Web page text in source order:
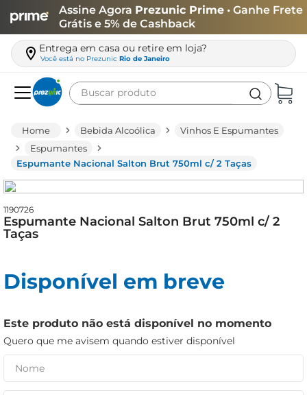
Assine Agora Prezunic Prime • Ganhe Frete
Grátis e 5% de Cashback
Entrega em casa ou retire em loja?
Você está no Prezunic Rio de Janeiro
Buscar produto
Bebida Alcoólica
Vinhos E Espumantes
Espumantes
Espumante Nacional Salton Brut 750ml c/ 2 Taças
1190726
Espumante Nacional Salton Brut 750ml c/ 2
Taças
Disponível em breve
Este produto não está disponível no momento
Quero que me avisem quando estiver disponível
leite
queijo
azeite
arroz
papel higiênico
cerveja